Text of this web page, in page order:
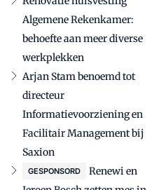
Algemene Rekenkamer:
behoefte aan meer diverse
werkplekken
Arjan Stam benoemd tot
directeur
Informatievoorziening en
Facilitair Management bij
Saxion
GESPONSORD
Renewi en